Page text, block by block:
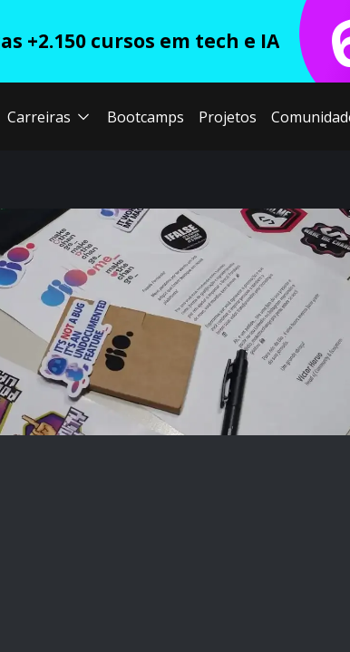
+2.150 cursos em tech e IA
Carreiras Bootcamps Projetos